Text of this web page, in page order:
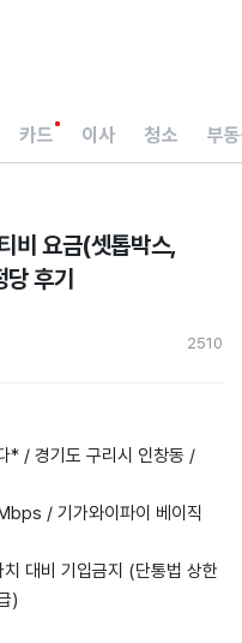
카드 이사 청소 부
비 요금(셋톱박스,
후기
251 0
* / 경기도 구리시 인창동 /
/ 기가와이파이 베이직
대비 기입금지 (단통법 상한
)